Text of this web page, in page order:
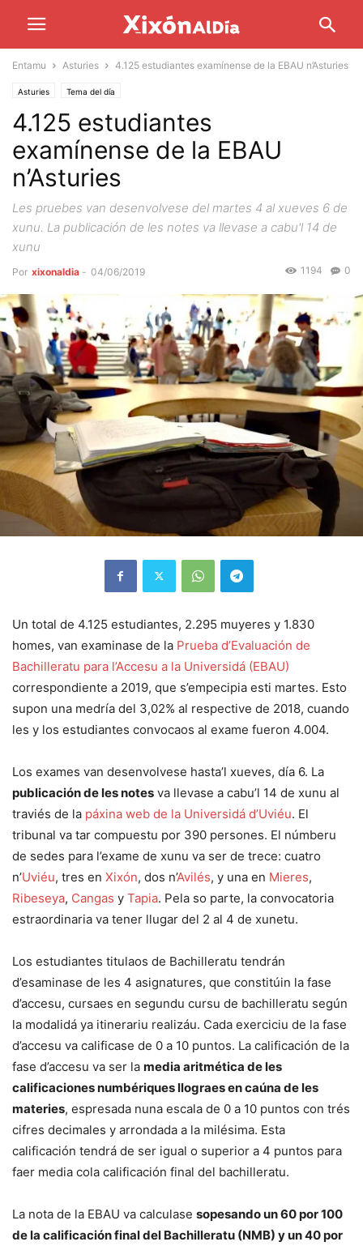
Entamu Asturies 4.125 estudiantes examínense de la EBAU n’Asturies
Asturies Tema del día
4.125 estudiantes
examínense de la EBAU
n’Asturies
Les pruebes van desenvolvese del martes 4 al xueves 6 de
xunu. La publicación de les notes va llevase a cabu'l 14 de
xunu
Por xixonaldia - 04/06/2019 0
1194
Un total de 4.125 estudiantes, 2.295 muyeres y 1.830
homes, van examinase de la Prueba d’Evaluación de
Bachilleratu para l’Accesu a la Universidá (EBAU)
correspondiente a 2019, que s’empecipia esti martes. Esto
supon una medría del 3,02% al respective de 2018, cuando
les y los estudiantes convocaos al exame fueron 4.004.
Los exames van desenvolvese hasta’l xueves, día 6. La
publicación de les notes va llevase a cabu’l 14 de xunu al
traviés de la páxina web de la Universidá d’Uviéu. El
tribunal va tar compuestu por 390 persones. El númberu
de sedes para l’exame de xunu va ser de trece: cuatro
n’Uviéu, tres en Xixón, dos n’Avilés, y una en Mieres,
Ribeseya, Cangas y Tapia. Pela so parte, la convocatoria
estraordinaria va tener llugar del 2 al 4 de xunetu.
Los estudiantes titulaos de Bachilleratu tendrán
d’esaminase de les 4 asignatures, que constitúin la fase
d’accesu, cursaes en segundu cursu de bachilleratu según
la modalidá ya itinerariu realizáu. Cada exerciciu de la fase
d’accesu va calificase de 0 a 10 puntos. La calificación de la
fase d’accesu va ser la media aritmética de les
calificaciones numbériques llograes en caúna de les
materies, espresada nuna escala de 0 a 10 puntos con trés
cifres decimales y arrondada a la milésima. Esta
calificación tendrá de ser igual o superior a 4 puntos para
faer media cola calificación final del bachilleratu.
La nota de la EBAU va calculase sopesando un 60 por 100
de la calificación final del Bachilleratu (NMB) y un 40 por